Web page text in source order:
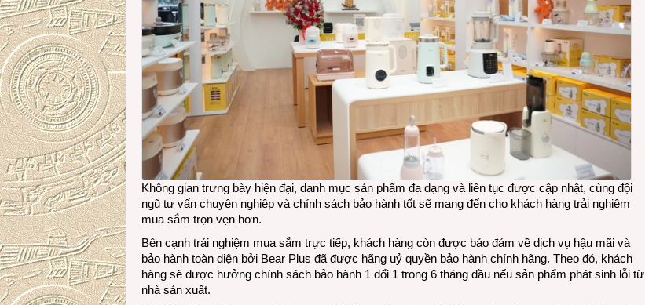
Không gian trưng bày hiện đại, danh mục sản phẩm đa dạng và liên tục được cập nhật, cùng đội
ngũ tư vấn chuyên nghiệp và chính sách bảo hành tốt sẽ mang đến cho khách hàng trải nghiệm
mua sắm trọn vẹn hơn.
Bên cạnh trải nghiệm mua sắm trực tiếp, khách hàng còn được bảo đảm về dịch vụ hậu mãi và
bảo hành toàn diện bởi Bear Plus đã được hãng uỷ quyền bảo hành chính hãng. Theo đó, khách
hàng sẽ được hưởng chính sách bảo hành 1 đổi 1 trong 6 tháng đầu nếu sản phẩm phát sinh lỗi từ
nhà sản xuất.